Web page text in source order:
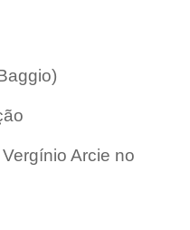
Arcie no